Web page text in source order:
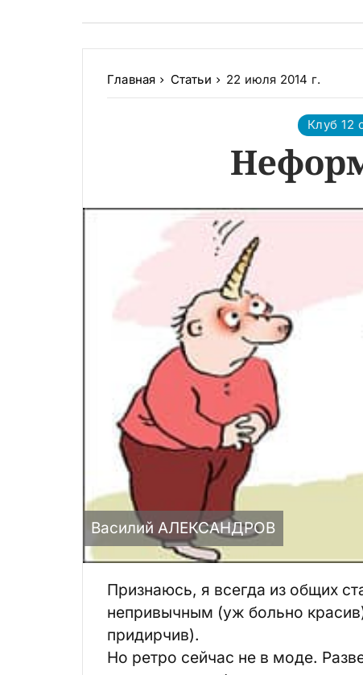
Главная Статьи 22 июля 2014 г.
Клуб 12
Василий АЛЕКСАНДРОВ
Признаюсь, я всегда из общих
непривычным (уж больно
придирчив).
Но ретро сейчас не в моде.